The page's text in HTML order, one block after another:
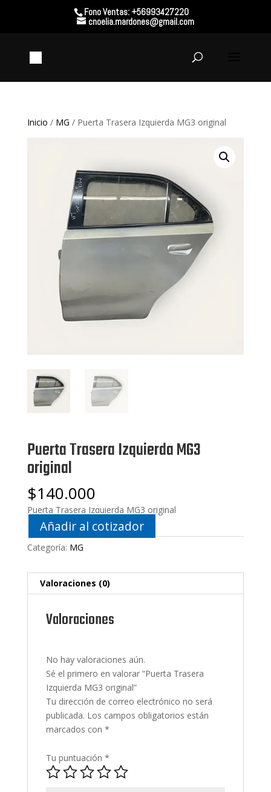
Fono Ventas: +56993427220
cnoelia.mardones@gmail.com
Inicio / MG / Puerta Trasera Izquierda MG3 original
Puerta Trasera Izquierda MG3
original
$140.000
Puerta Trasera Izquierda MG3 original
Añadir al cotizador
Categoría: MG
Valoraciones (0)
Valoraciones
No hay valoraciones aún.
Sé el primero en valorar “Puerta Trasera
Izquierda MG3 original”
Tu dirección de correo electrónico no será
publicada. Los campos obligatorios están
marcados con *
Tu puntuación *